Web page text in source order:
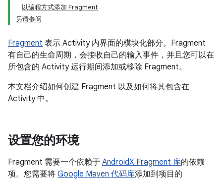
以编程方式添加 Fragment
另请参阅
Fragment 表示 Activity 内界面的模块化部分。Fragment
有自己的生命周期，会接收自己的输入事件，并且您可以在
所包含的 Activity 运行期间添加或移除 Fragment。
本文档介绍如何创建 Fragment 以及如何将其包含在
Activity 中。
设置您的环境
Fragment 需要一个依赖于 AndroidX Fragment 库的依赖
项。您需要将 Google Maven 代码库添加到项目的